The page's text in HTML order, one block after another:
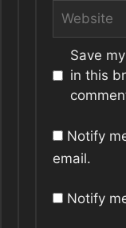
Website
Save
in this
Notify
email.
Notify